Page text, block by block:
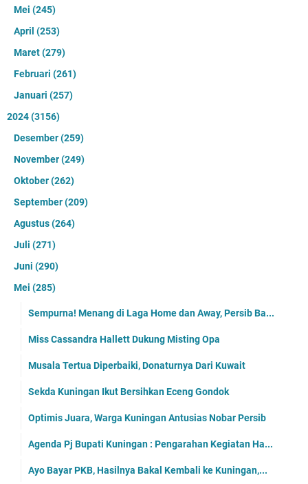
Mei (245)
April (253)
Maret(279)
Februari (261)
Januari (257)
2024(3156)
Desember(259)
November(249)
Oktober(262)
September(209)
Agustus(264)
Juli (271)
Juni (290)
Mei (285)
Sempurna! Menang di Laga Home dan Away, Persib Ba...
Miss Cassandra Hallett Dukung Misting Opa
Musala Tertua Diperbaiki, Donaturnya Dari Kuwait
Sekda Kuningan Ikut Bersihkan Eceng Gondok
Optimis Juara, Warga Kuningan Antusias Nobar Persib
Agenda Pj Bupati Kuningan : Pengarahan Kegiatan Ha...
Ayo Bayar PKB, Hasilnya Bakal Kembali ke Kuningan,...